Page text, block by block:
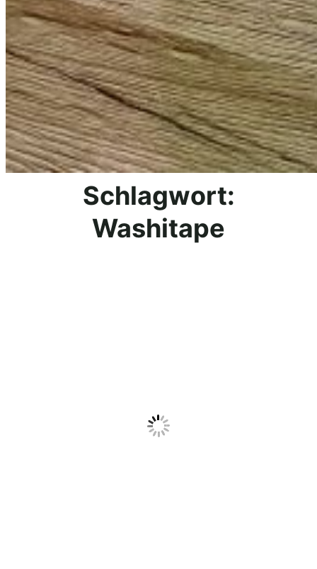
Schlagwort:
Washitape